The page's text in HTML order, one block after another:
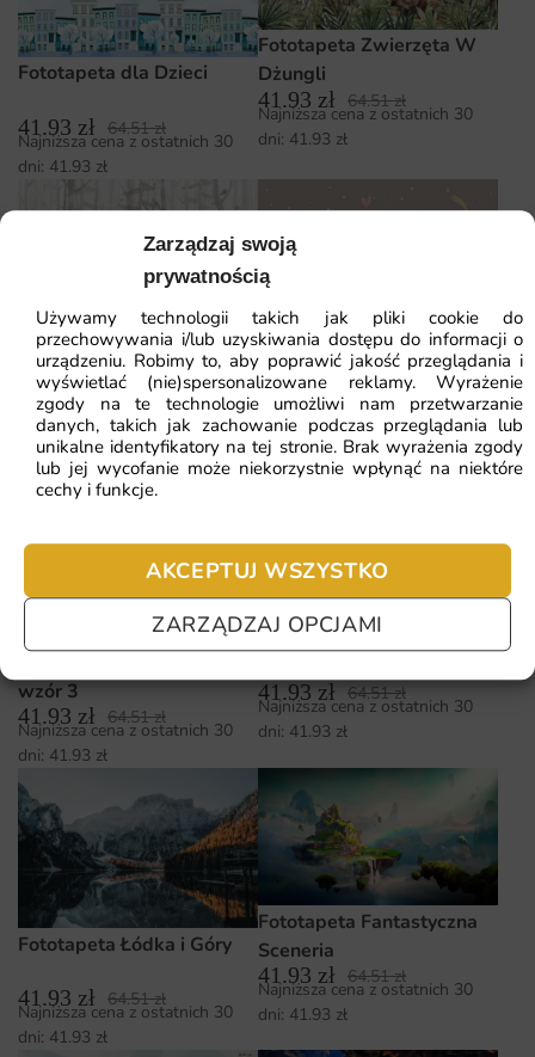
Zarządzaj swoją
prywatnością
Używamy technologii takich jak pliki cookie do
przechowywania i/lub uzyskiwania dostępu do informacji o
urządzeniu. Robimy to, aby poprawić jakość przeglądania i
wyświetlać (nie)spersonalizowane reklamy. Wyrażenie
zgody na te technologie umożliwi nam przetwarzanie
danych, takich jak zachowanie podczas przeglądania lub
unikalne identyfikatory na tej stronie. Brak wyrażenia zgody
lub jej wycofanie może niekorzystnie wpłynąć na niektóre
cechy i funkcje.
AKCEPTUJ WSZYSTKO
ZARZĄDZAJ OPCJAMI
Fototapeta dla Dzieci
41.93 zł 64.51zł
Najniższa cena z ostatnich 30
dni: 41.93 zł
Fototapeta Zwierzęta W
Dżungli
41.93 zł 64.51zł
Najniższa cena z ostatnich 30
dni: 41.93 zł
Fototapeta Zwierzątka
Leśne — wzór 4
41.93zł 64.51zł
Najniższa cena z ostatnich 30
dni:41.93zł
Fototapeta Dwa Śpiące
Króliczki
41.93zł 64.51
Najniższa cena z ostatnich 30
dni:41.93zł
wzór 3
41.93 zł 64.51zł
Najniższa cena z ostatnich 30
dni: 41.93 zł
Fototapeta Wesołe
41.93 zł 64.51zł
Najniższa cena z ostatnich 30
dni: 41.93 zł
Fototapeta Łódka i Góry
41.93 zł 64.51zł
Najniższa cena z ostatnich 30
dni: 41.93 zł
Fototapeta Fantastyczna
Sceneria
41.93 zł 64.51zł
Najniższa cena z ostatnich 30
dni: 41.93 zł